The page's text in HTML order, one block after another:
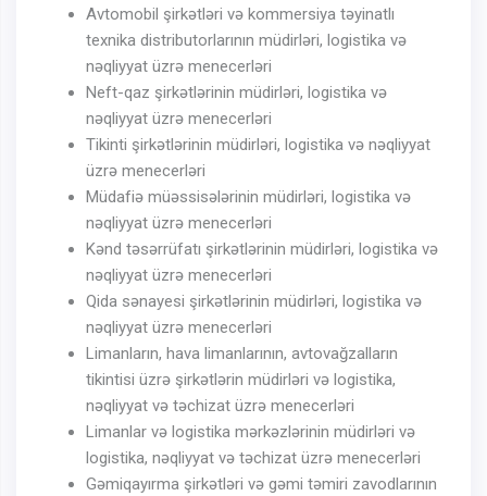
Avtomobil şirkətləri və kommersiya təyinatlı
texnika distributorlarının müdirləri, logistika və
nəqliyyat üzrə menecerləri
Neft-qaz şirkətlərinin müdirləri, logistika və
nəqliyyat üzrə menecerləri
Tikinti şirkətlərinin müdirləri, logistika və nəqliyyat
üzrə menecerləri
Müdafiə müəssisələrinin müdirləri, logistika və
nəqliyyat üzrə menecerləri
Kənd təsərrüfatı şirkətlərinin müdirləri, logistika və
nəqliyyat üzrə menecerləri
Qida sənayesi şirkətlərinin müdirləri, logistika və
nəqliyyat üzrə menecerləri
Limanların, hava limanlarının, avtovağzalların
tikintisi üzrə şirkətlərin müdirləri və logistika,
nəqliyyat və təchizat üzrə menecerləri
Limanlar və logistika mərkəzlərinin müdirləri və
logistika, nəqliyyat və təchizat üzrə menecerləri
Gəmiqayırma şirkətləri və gəmi təmiri zavodlarının